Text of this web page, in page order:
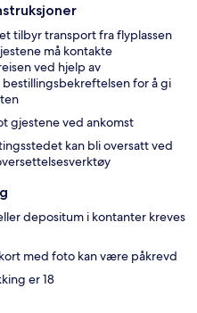
tilbyr transport fra flyplassen
må kontakte
ved hjelp av
for å gi
gjestene ved ankomst
kan bli oversatt ved
depositum i kontanter kreves
med foto kan være påkrevd
er 18